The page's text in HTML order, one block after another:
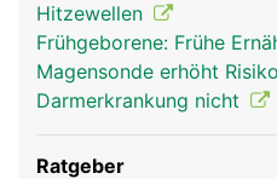
Hitzewellen
Frühgeborene: Frühe
Magensonde erhöht
Darmerkrankung nicht
Ratgeber